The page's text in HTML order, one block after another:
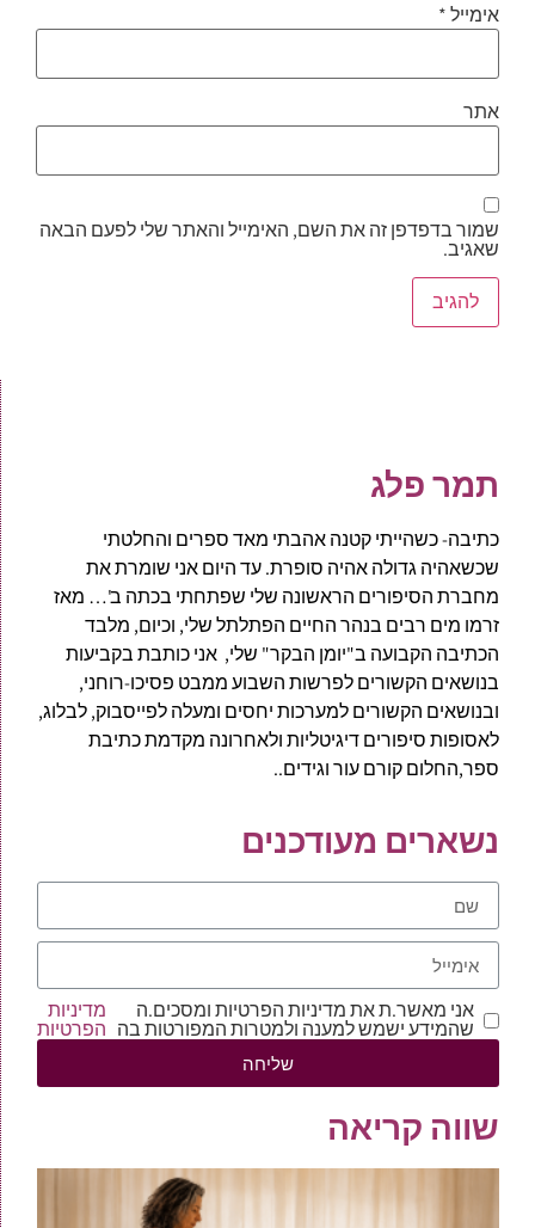
תמר פלג
כתיבה- כשהייתי קטנה אהבתי מאד ספרים והחלטתי
שכשאהיה גדולה אהיה סופרת. עד היום אני שומרת את
מחברת הסיפורים הראשונה שלי שפתחתי בכתה ב'… מאז
זרמו מים רבים בנהר החיים הפתלתל שלי, וכיום, מלבד
הכתיבה הקבועה ב"יומן הבקר" שלי, אני כותבת בקביעות
בנושאים הקשורים לפרשות השבוע ממבט פסיכו-רוחני,
ובנושאים הקשורים למערכות יחסים ומעלה לפייסבוק, לבלוג,
לאסופות סיפורים דיגיטליות ולאחרונה מקדמת כתיבת
ספר,החלום קורם עור וגידים..
נשארים מעודכנים
אני מאשר.ת את מדיניות הפרטיות ומסכים.ה
שהמידע ישמש למענה ולמטרות המפורטות בה
מדיניות
הפרטיות
שליחה
שווה קריאה
אימייל*
אתר
שמור בדפדפן זה את השם, האימייל והאתר שלי לפעם הבאה
שאגיב.